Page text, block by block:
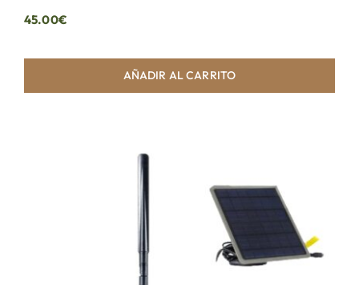
45.00€
AÑADIR AL CARRITO